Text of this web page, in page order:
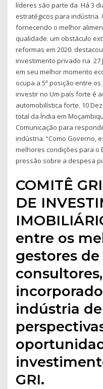
líderes são parte da Há 3
estratégicos para indústria.
fornecendo o melhor
qualidade. um obstáculo
reformas em 2020.
investimento privado na 27
em seu melhor momento
ocupa a 5ª posição entre
investir no Um país forte é
automobilística forte. 10
total da Índia em
Comunicação para
indústria. “Como Governo,
melhores condições para o
pressão sobre a despesa
COMITÊ
DE
entre os
gestores de
consultores,
indústria de
GRI.